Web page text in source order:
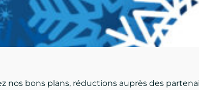
nos bons plans, réductions auprès des